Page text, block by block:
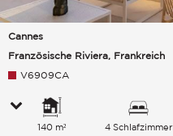
Cannes
Französische Riviera, Frankreich
V6909CA
140 m² 4 Schlafzimmer